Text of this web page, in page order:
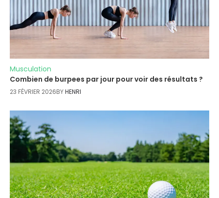
Musculation
Combien de burpees par jour pour voir des résultats ?
23 FÉVRIER 2026BYHENRI